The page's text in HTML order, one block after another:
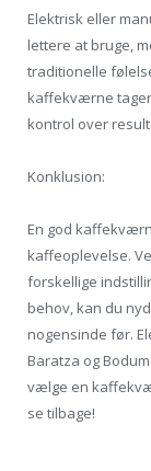
Elektrisk eller
lettere at bruge,
traditionelle
kaffekværne
kontrol over
Konklusion:
En god
kaffeoplevelse.
forskellige
behov, kan du
nogensinde før.
Baratza og
vælge en
se tilbage!